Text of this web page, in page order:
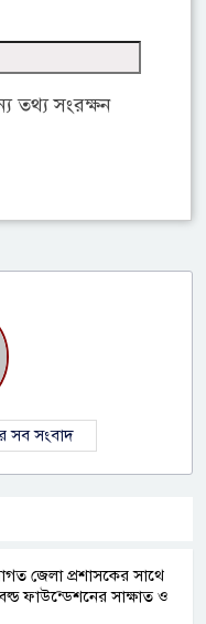
তথ্য সংরক্ষন
সব সংবাদ
জেলা প্রশাসকের সাথে
ফাউন্ডেশনের সাক্ষাত ও